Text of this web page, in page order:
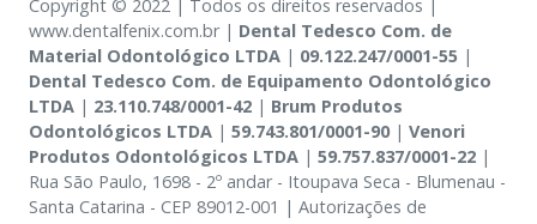
Copyright © 2022 | Todos os direitos reservados |
www.dentalfenix.com.br | Dental Tedesco Com. de
Material Odontológico LTDA | 09.122.247/0001-55 |
Dental Tedesco Com. de Equipamento Odontológico
LTDA | 23.110.748/0001-42 | Brum Produtos
Odontológicos LTDA | 59.743.801/0001-90| Venori
Produtos Odontológicos LTDA | 59.757.837/0001-22 |
Rua São Paulo, 1698 - 2º andar - Itoupava Seca - Blumenau -
Santa Catarina - CEP 89012-001 | Autorizações de